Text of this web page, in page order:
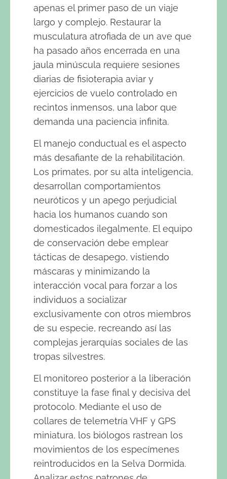
apenas el primer paso de un viaje
largo y complejo. Restaurar la
musculatura atrofiada de un ave que
ha pasado años encerrada en una
jaula minúscula requiere sesiones
diarias de fisioterapia aviar y
ejercicios de vuelo controlado en
recintos inmensos, una labor que
demanda una paciencia infinita.
El manejo conductual es el aspecto
más desafiante de la rehabilitación.
Los primates, por su alta inteligencia,
desarrollan comportamientos
neuróticos y un apego perjudicial
hacia los humanos cuando son
domesticados ilegalmente. El equipo
de conservación debe emplear
tácticas de desapego, vistiendo
máscaras y minimizando la
interacción vocal para forzar a los
individuos a socializar
exclusivamente con otros miembros
de su especie, recreando así las
complejas jerarquías sociales de las
tropas silvestres.
El monitoreo posterior a la liberación
constituye la fase final y decisiva del
protocolo. Mediante el uso de
collares de telemetría VHF y GPS
miniatura, los biólogos rastrean los
movimientos de los especímenes
reintroducidos en la Selva Dormida.